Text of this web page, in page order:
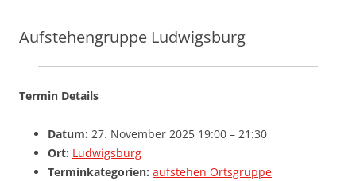
Aufstehengruppe Ludwigsburg
Termin Details
Datum: 27. November 2025 19:00 – 21:30
Ort: Ludwigsburg
Terminkategorien: aufstehen Ortsgruppe